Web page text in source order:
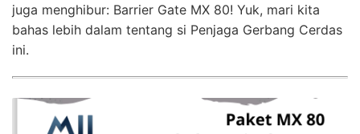
juga menghibur: Barrier Gate MX 80! Yuk, mari kita
bahas lebih dalam tentang si Penjaga Gerbang Cerdas
ini.